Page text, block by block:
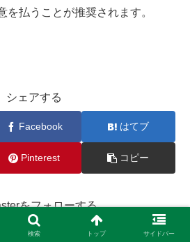
を払うことが推奨されます。
シェアする
Facebook はてブ
Pinterest コピー
をフォローする
検索 トップ サイドバー